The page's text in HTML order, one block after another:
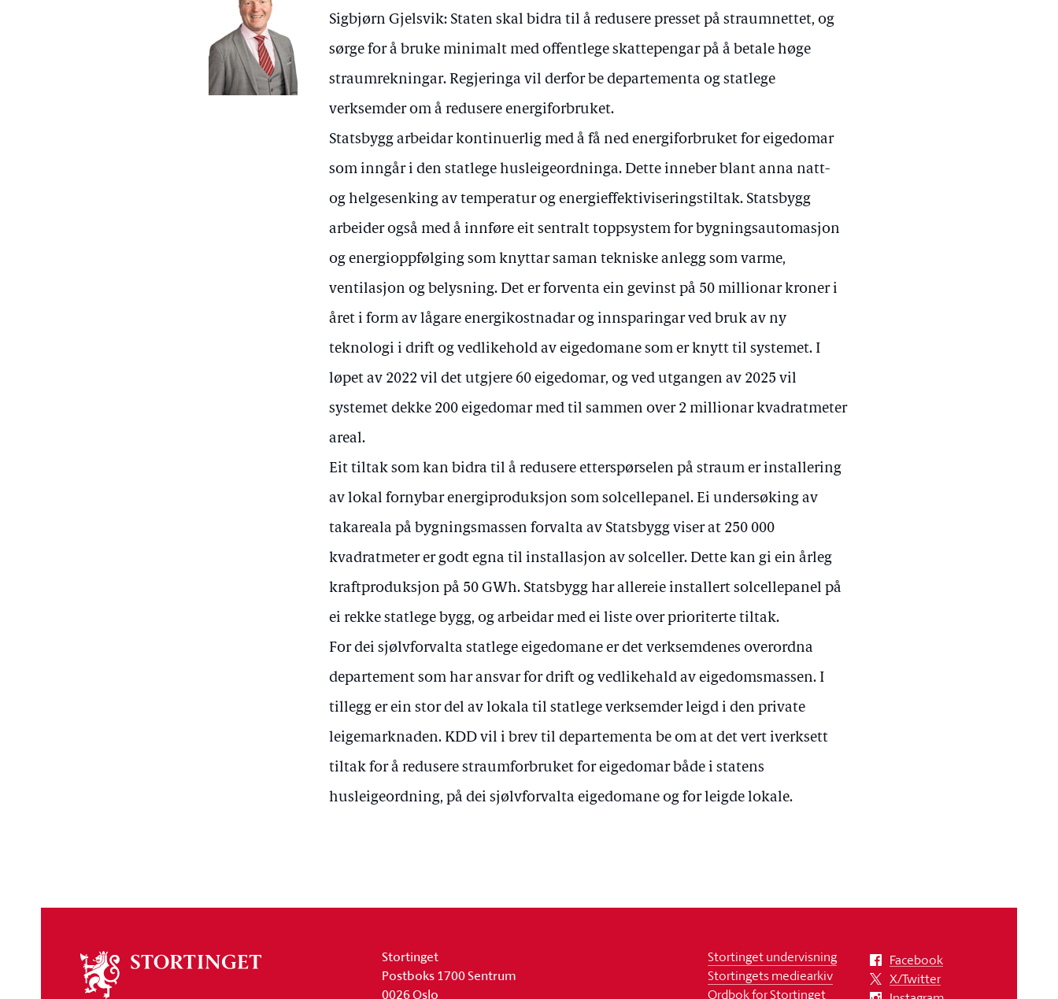
Sigbjørn Gjelsvik: Staten skal bidra til å redusere presset på straumnettet, og
sørge for å bruke minimalt med offentlege skattepengar på å betale høge
straumrekningar. Regjeringa vil derfor be departementa og statlege
verksemder om å redusere energiforbruket.
Statsbygg arbeidar kontinuerlig med å få ned energiforbruket for eigedomar
som inngår i den statlege husleigeordninga. Dette inneber blant anna natt-
og helgesenking av temperatur og energieffektiviseringstiltak. Statsbygg
arbeider også med å innføre eit sentralt toppsystem for bygningsautomasjon
og energioppfølging som knyttar saman tekniske anlegg som varme,
ventilasjon og belysning. Det er forventa ein gevinst på 50 millionar kroner i
året i form av lågare energikostnadar og innsparingar ved bruk av ny
teknologi i drift og vedlikehold av eigedomane som er knytt til systemet. I
løpet av 2022 vil det utgjere 60 eigedomar, og ved utgangen av 2025 vil
systemet dekke 200 eigedomar med til sammen over 2 millionar kvadratmeter
areal.
Eit tiltak som kan bidra til å redusere etterspørselen på straum er installering
av lokal fornybar energiproduksjon som solcellepanel. Ei undersøking av
takareala på bygningsmassen forvalta av Statsbygg viser at 250 000
kvadratmeter er godt egna til installasjon av solceller. Dette kan gi ein årleg
kraftproduksjon på 50 GWh. Statsbygg har allereie installert solcellepanel på
ei rekke statlege bygg, og arbeidar med ei liste over prioriterte tiltak.
For dei sjølvforvalta statlege eigedomane er det verksemdenes overordna
departement som har ansvar for drift og vedlikehald av eigedomsmassen. I
tillegg er ein stor del av lokala til statlege verksemder leigd i den private
leigemarknaden. KDD vil i brev til departementa be om at det vert iverksett
tiltak for å redusere straumforbruket for eigedomar både i statens
husleigeordning, på dei sjølvforvalta eigedomane og for leigde lokale.
stortinget
Stortinget
Postboks 1700 Sentrum
0026 Oslo
Stortinget undervisning
Stortingets mediearkiv
Ordbok for Stortinget
Facebook
X/Twitter